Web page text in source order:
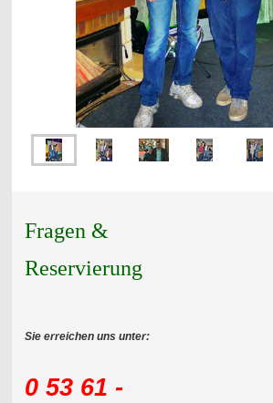
Fragen &
Reservierung
Sie erreichen uns unter:
0 53 61 -